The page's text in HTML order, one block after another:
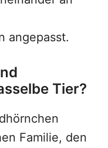
angepasst.
Tier?
Familie, den